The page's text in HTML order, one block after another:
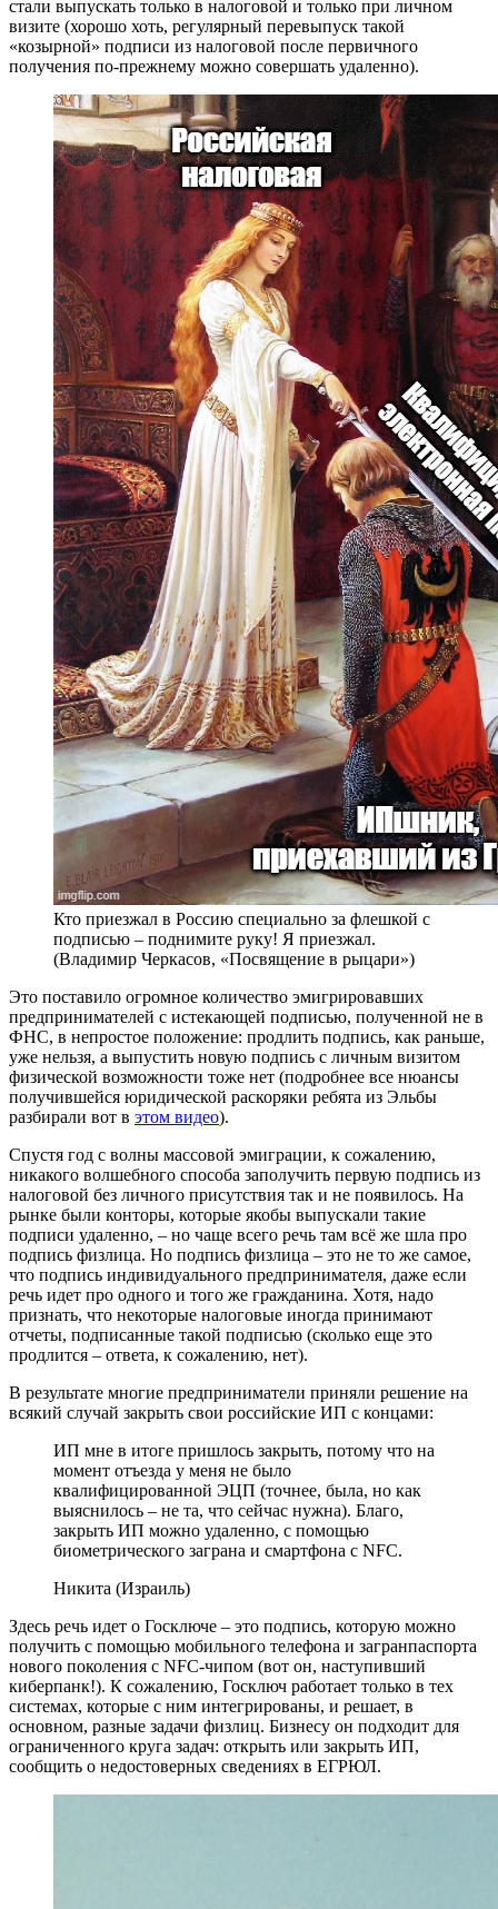
стали выпускать только в налоговой и только при личном
визите (хорошо хоть, регулярный перевыпуск такой
«козырной» подписи из налоговой после первичного
получения по-прежнему можно совершать удаленно).
Кто приезжал в Россию специально за флешкой с
подписью – поднимите руку! Я приезжал.
(Владимир Черкасов, «Посвящение в рыцари»)
Это поставило огромное количество эмигрировавших
предпринимателей с истекающей подписью, полученной не в
ФНС, в непростое положение: продлить подпись, как раньше,
уже нельзя, а выпустить новую подпись с личным визитом
физической возможности тоже нет (подробнее все нюансы
получившейся юридической раскоряки ребята из Эльбы
разбирали вот в этом видео).
Спустя год с волны массовой эмиграции, к сожалению,
никакого волшебного способа заполучить первую подпись из
налоговой без личного присутствия так и не появилось. На
рынке были конторы, которые якобы выпускали такие
подписи удаленно, – но чаще всего речь там всё же шла про
подпись физлица. Но подпись физлица – это не то же самое,
что подпись индивидуального предпринимателя, даже если
речь идет про одного и того же гражданина. Хотя, надо
признать, что некоторые налоговые иногда принимают
отчеты, подписанные такой подписью (сколько еще это
продлится – ответа, к сожалению, нет).
В результате многие предприниматели приняли решение на
всякий случай закрыть свои российские ИП с концами:
ИП мне в итоге пришлось закрыть, потому что на
момент отъезда у меня не было
квалифицированной ЭЦП (точнее, была, но как
выяснилось – не та, что сейчас нужна). Благо,
закрыть ИП можно удаленно, с помощью
биометрического заграна и смартфона с NFC.
Никита (Израиль)
Здесь речь идет о Госключе – это подпись, которую можно
получить с помощью мобильного телефона и загранпаспорта
нового поколения с NFC-чипом (вот он, наступивший
киберпанк!). К сожалению, Госключ работает только в тех
системах, которые с ним интегрированы, и решает, в
основном, разные задачи физлиц. Бизнесу он подходит для
ограниченного круга задач: открыть или закрыть ИП,
сообщить о недостоверных сведениях в ЕГРЮЛ.